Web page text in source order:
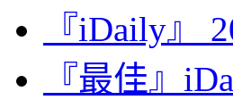
『iDaily』
『最佳』